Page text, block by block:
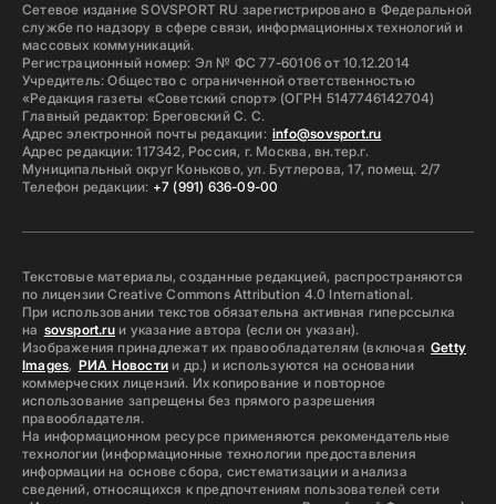
Сетевое издание SOVSPORT RU зарегистрировано в Федеральной
службе по надзору в сфере связи, информационных технологий и
массовых коммуникаций.
Регистрационный номер: Эл № ФС 77-60106 от 10.12.2014
Учредитель: Общество с ограниченной ответственностью
«Редакция газеты «Советский спорт» (ОГРН 5147746142704)
Главный редактор: Бреговский С. С.
Адрес электронной почты редакции: info@sovsport.ru
Адрес редакции: 117342, Россия, г. Москва, вн.тер.г.
Муниципальный округ Коньково, ул. Бутлерова, 17, помещ. 2/7
Телефон редакции: +7 (991) 636-09-00
Текстовые материалы, созданные редакцией, распространяются
по лицензии Creative Commons Attribution 4.0 International.
При использовании текстов обязательна активная гиперссылка
на sovsport.ruи указание автора (если он указан).
Изображения принадлежат их правообладателям (включая Getty
Images, РИА Новостии др.) и используются на основании
коммерческих лицензий. Их копирование и повторное
использование запрещены без прямого разрешения
правообладателя.
На информационном ресурсе применяются рекомендательные
технологии (информационные технологии предоставления
информации на основе сбора, систематизации и анализа
сведений, относящихся к предпочтениям пользователей сети